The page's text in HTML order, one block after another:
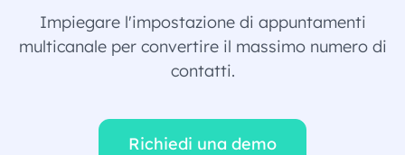
Impiegare l'impostazione di appuntamenti
multicanale per convertire il massimo numero di
contatti.
Richiedi una demo